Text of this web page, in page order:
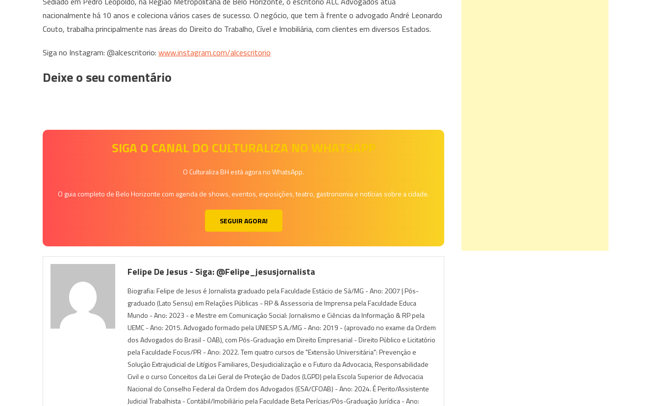
nacionalmente há 10 anos e coleciona vários cases de sucesso. O negócio, que tem à frente o advogado André Leonardo
Couto, trabalha principalmente nas áreas do Direito do Trabalho, Cível e Imobiliária, com clientes em diversos Estados.
Siga no Instagram: @alcescritorio: www.instagram.com/alcescritorio
Deixe o seu comentário
SIGA O CANAL DO CULTURALIZA NO WHATSAPP
O Culturaliza BH está agora no WhatsApp.
O guia completo de Belo Horizonte com agenda de shows, eventos, exposições, teatro, gastronomia e notícias sobre a cidade.
SEGUIR AGORA!
Felipe De Jesus - Siga: @felipe_jesusjornalista
Biografia: Felipe de Jesus é Jornalista graduado pela Faculdade Estácio de Sá/MG - Ano: 2007 | Pós-
graduado (Lato Sensu) em Relações Públicas - RP & Assessoria de Imprensa pela Faculdade Educa
Mundo - Ano: 2023 - e Mestre em Comunicação Social: Jornalismo e Ciências da Informação & RP pela
UEMC - Ano: 2015. Advogado formado pela UNIESP S.A./MG - Ano: 2019 - (aprovado no exame da Ordem
dos Advogados do Brasil - OAB), com Pós-Graduação em Direito Empresarial - Direito Público e Licitatório
pela Faculdade Focus/PR - Ano: 2022. Tem quatro cursos de "Extensão Universitária": Prevenção e
Solução Extrajudicial de Litígios Familiares, Desjudicialização e o Futuro da Advocacia, Responsabilidade
Civil e o curso Conceitos da Lei Geral de Proteção de Dados (LGPD) pela Escola Superior de Advocacia
Nacional do Conselho Federal da Ordem dos Advogados (ESA/CFOAB) - Ano: 2024. É Perito/Assistente
Judicial Trabalhista - Contábil/Imobiliário pela Faculdade Beta Perícias/Pós-Graduação Jurídica - Ano: